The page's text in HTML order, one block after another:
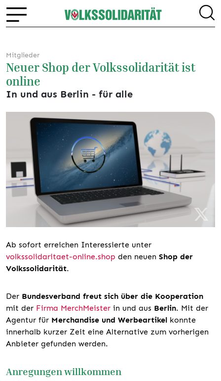
Mitglieder
Neuer Shop der Volkssolidarität ist
online
In und aus Berlin - für alle
Ab sofort erreichen Interessierte unter
volkssolidaritaet-online.shop den neuen Shop der
Volkssolidarität.
Der Bundesverband freut sich über die Kooperation
mit der Firma MerchMeister in und aus Berlin. Mit der
Agentur für Merchandise und Werbeartikel konnte
innerhalb kurzer Zeit eine Alternative zum vorherigen
Anbieter gefunden werden.
Anregungen willkommen